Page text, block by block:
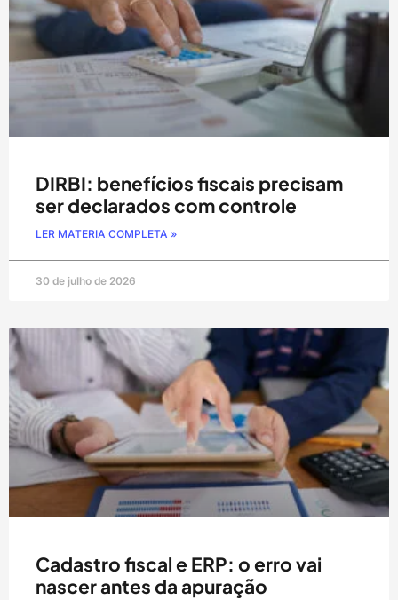
DIRBI: benefícios fiscais precisam
ser declarados com controle
LER MATERIA COMPLETA »
30 de julho de 2026
Cadastro fiscal e ERP: o erro vai
nascer antes da apuração